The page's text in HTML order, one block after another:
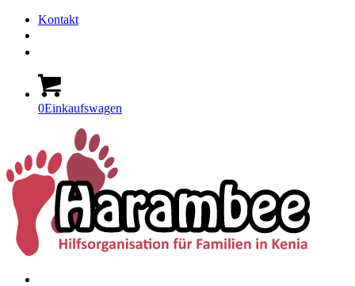
Kontakt
0Einkaufswagen